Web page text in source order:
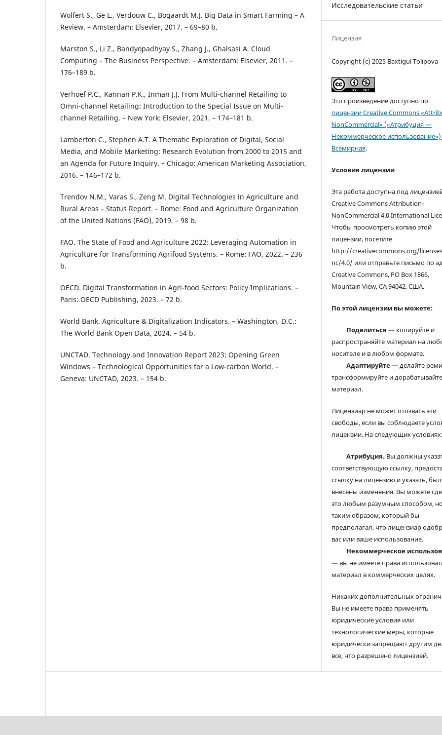
Wolfert S., Ge L., Verdouw C., Bogaardt M.J. Big Data in Smart Farming – A
Review. – Amsterdam: Elsevier, 2017. – 69–80 b.
Marston S., Li Z., Bandyopadhyay S., Zhang J., Ghalsasi A. Cloud
Computing – The Business Perspective. – Amsterdam: Elsevier, 2011. –
176–189 b.
Verhoef P.C., Kannan P.K., Inman J.J. From Multi-channel Retailing to
Omni-channel Retailing: Introduction to the Special Issue on Multi-
channel Retailing. – New York: Elsevier, 2021. – 174–181 b.
Lamberton C., Stephen A.T. A Thematic Exploration of Digital, Social
Media, and Mobile Marketing: Research Evolution from 2000 to 2015 and
an Agenda for Future Inquiry. – Chicago: American Marketing Association,
2016. – 146–172 b.
Trendov N.M., Varas S., Zeng M. Digital Technologies in Agriculture and
Rural Areas – Status Report. – Rome: Food and Agriculture Organization
of the United Nations (FAO), 2019. – 98 b.
FAO. The State of Food and Agriculture 2022: Leveraging Automation in
Agriculture for Transforming Agrifood Systems. – Rome: FAO, 2022. – 236
b.
OECD. Digital Transformation in Agri-food Sectors: Policy Implications. –
Paris: OECD Publishing, 2023. – 72 b.
World Bank. Agriculture & Digitalization Indicators. – Washington, D.C.:
The World Bank Open Data, 2024. – 54 b.
UNCTAD. Technology and Innovation Report 2023: Opening Green
Windows – Technological Opportunities for a Low-carbon World. –
Geneva: UNCTAD, 2023. – 154 b.
Исследовательские статьи
Лицензия
Copyright (c) 2025 Baxtigul Tolipova
Это произведение доступно по
лицензии Creative Commons
NonCommercial» («Атрибуция —
Некоммерческое использование»)
Всемирная.
Условия лицензии
Эта работа доступна под
Creative Commons Attribution-
NonCommercial 4.0 International
Чтобы просмотреть копию этой
лицензии, посетите
http://creativecommons.org/
nc/4.0/ или отправьте письмо по
Creative Commons, PO Box 1866,
Mountain View, CA 94042, США.
По этой лицензии вы можете:
Поделиться — копируйте и
распространяйте материал на
носителе и в любом формате.
Адаптируйте— делайте
трансформируйте и
материал.
Лицензиар не может отозвать эти
свободы, если вы соблюдаете
лицензии. На следующих
Атрибуция. Вы должны
соответствующую ссылку,
ссылку на лицензию и указать,
внесены изменения. Вы можете
это любым разумным способом,
таким образом, который бы
предполагал, что лицензиар
вас или ваше использование.
Некоммерческое
— вы не имеете права
материал в коммерческих целях.
Никаких дополнительных
Вы не имеете права применять
юридические условия или
технологические меры, которые
юридически запрещают другим
все, что разрешено лицензией.